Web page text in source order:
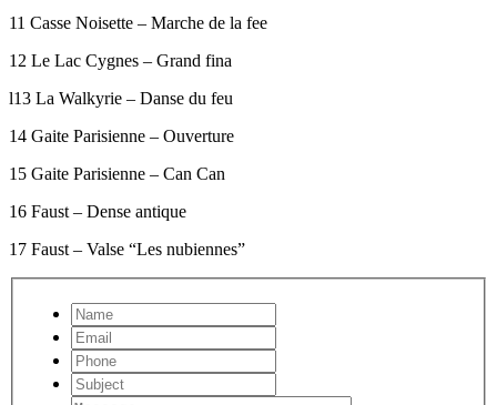
11 Casse Noisette – Marche de la fee
12 Le Lac Cygnes – Grand fina
l13 La Walkyrie – Danse du feu
14 Gaite Parisienne – Ouverture
15 Gaite Parisienne – Can Can
16 Faust – Dense antique
17 Faust – Valse “Les nubiennes”